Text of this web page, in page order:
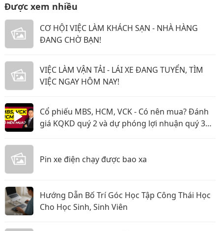
Được xem nhiều
CƠ HỘI VIỆC LÀM KHÁCH SẠN - NHÀ HÀNG
ĐANG CHỜ BẠN!
VIỆC LÀM VẬN TẢI - LÁI XE ĐANG TUYỂN, TÌM
VIỆC NGAY HÔM NAY!
Cổ phiếu MBS, HCM, VCK - Có nên mua? Đánh
giá KQKD quý 2 và dự phóng lợi nhuận quý 3
Pin xe điện chạy được bao xa
Hướng Dẫn Bố Trí Góc Học Tập Công Thái Học
Cho Học Sinh, Sinh Viên